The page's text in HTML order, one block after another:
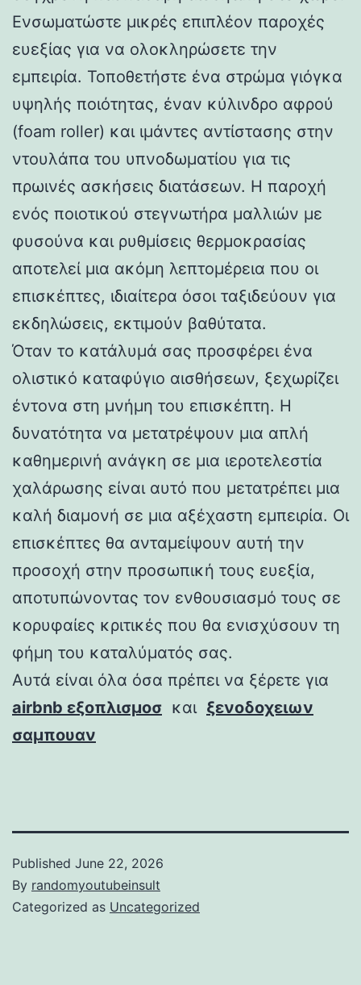
Ενσωματώστε μικρές επιπλέον παροχές
ευεξίας για να ολοκληρώσετε την
εμπειρία. Τοποθετήστε ένα στρώμα γιόγκα
υψηλής ποιότητας, έναν κύλινδρο αφρού
(foam roller) και ιμάντες αντίστασης στην
ντουλάπα του υπνοδωματίου για τις
πρωινές ασκήσεις διατάσεων. Η παροχή
ενός ποιοτικού στεγνωτήρα μαλλιών με
φυσούνα και ρυθμίσεις θερμοκρασίας
αποτελεί μια ακόμη λεπτομέρεια που οι
επισκέπτες, ιδιαίτερα όσοι ταξιδεύουν για
εκδηλώσεις, εκτιμούν βαθύτατα.
Όταν το κατάλυμά σας προσφέρει ένα
ολιστικό καταφύγιο αισθήσεων, ξεχωρίζει
έντονα στη μνήμη του επισκέπτη. Η
δυνατότητα να μετατρέψουν μια απλή
καθημερινή ανάγκη σε μια ιεροτελεστία
χαλάρωσης είναι αυτό που μετατρέπει μια
καλή διαμονή σε μια αξέχαστη εμπειρία. Οι
επισκέπτες θα ανταμείψουν αυτή την
προσοχή στην προσωπική τους ευεξία,
αποτυπώνοντας τον ενθουσιασμό τους σε
κορυφαίες κριτικές που θα ενισχύσουν τη
φήμη του καταλύματός σας.
Αυτά είναι όλα όσα πρέπει να ξέρετε για
airbnb εξοπλισμοσ και ξενοδοχειων
σαμπουαν
Published June 22, 2026
By randomyoutubeinsult
Categorized as Uncategorized